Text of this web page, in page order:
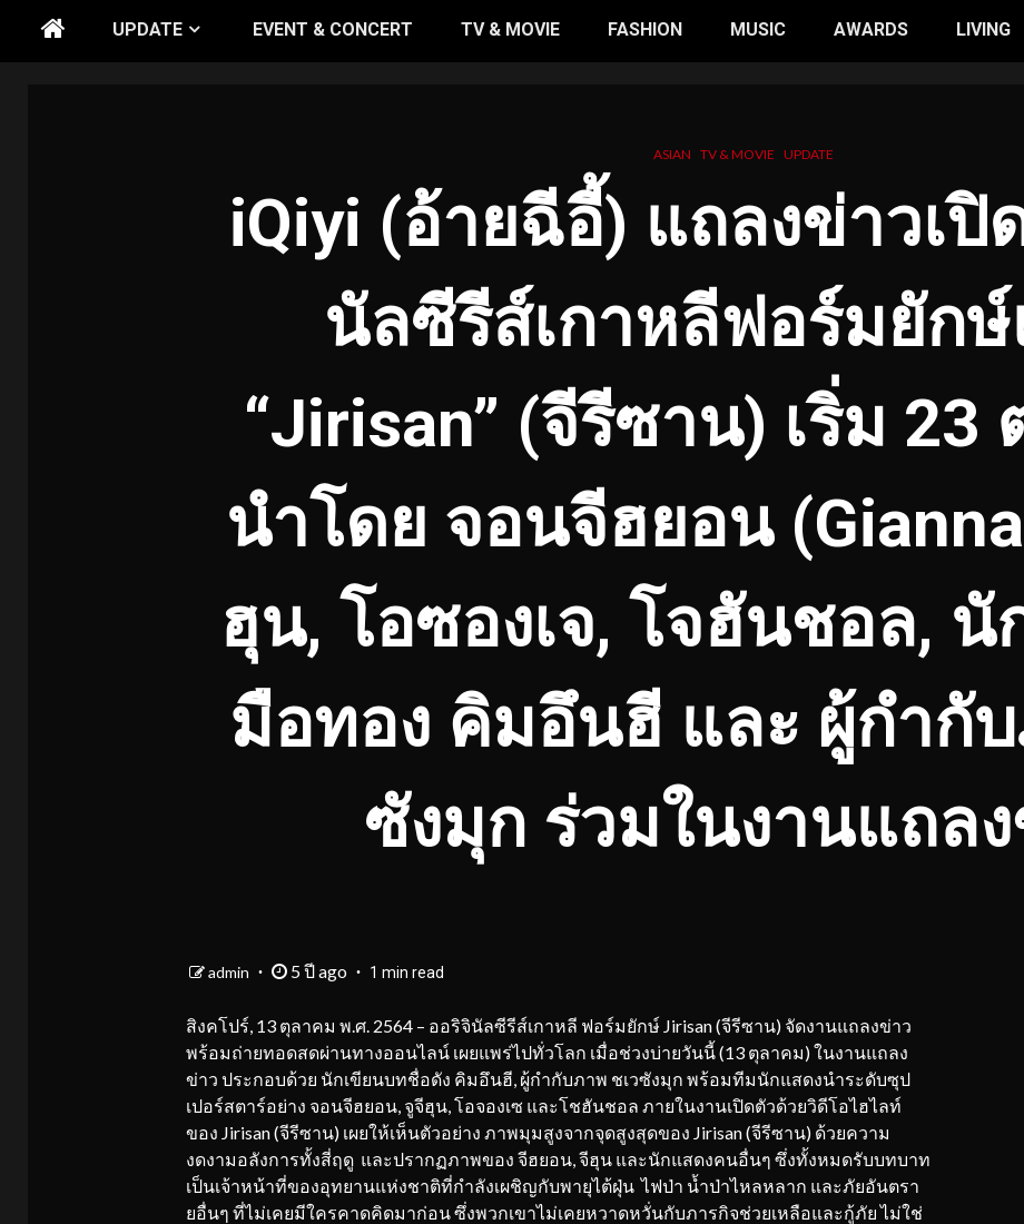
UPDATE EVENT & CONCERT TV & MOVIE FASHION MUSIC AWARDS LIVING
ASIAN TV & MOVIE UPDATE
iQiyi (อ้ายฉีอี้) แถลงข่าวเปิ
นัลซีรีส์เกาหลีฟอร์มยักษ์
“Jirisan” (จีรีซาน) เริ่ม
นำโดย จอนจีฮยอน
ฮุน, โอซองเจ, โจฮันชอล,
มือทอง คิมอึนฮี และ ผู้กำกั
ซังมุก ร่วมในงานแถล
admin 5 ปี ago 1 min read
สิงคโปร์, 13 ตุลาคม พ.ศ. 2564 – ออริจินัลซีรีส์เกาหลี ฟอร์มยักษ์ Jirisan (จีรีซาน) จัดงานแถลงข่าว
พร้อมถ่ายทอดสดผ่านทางออนไลน์ เผยแพร่ไปทั่วโลก เมื่อช่วงบ่ายวันนี้ (13 ตุลาคม) ในงานแถลง
ข่าว ประกอบด้วย นักเขียนบทชื่อดัง คิมอึนฮี, ผู้กำกับภาพ ชเวซังมุก พร้อมทีมนักแสดงนำระดับซุป
เปอร์สตาร์อย่าง จอนจีฮยอน, จูจีฮุน, โอจองเซ และโชฮันชอล ภายในงานเปิดตัวด้วยวิดีโอไฮไลท์
ของ Jirisan (จีรีซาน) เผยให้เห็นตัวอย่าง ภาพมุมสูงจากจุดสูงสุดของ Jirisan (จีรีซาน) ด้วยความ
งดงามอลังการทั้งสี่ฤดู และปรากฏภาพของ จีฮยอน, จีฮุน และนักแสดงคนอื่นๆ ซึ่งทั้งหมดรับบทบาท
เป็นเจ้าหน้าที่ของอุทยานแห่งชาติที่กำลังเผชิญกับพายุไต้ฝุ่น ไฟป่า น้ำป่าไหลหลาก และภัยอันตรา
ยอื่นๆ ที่ไม่เคยมีใครคาดคิดมาก่อน ซึ่งพวกเขาไม่เคยหวาดหวั่นกับภารกิจช่วยเหลือและกู้ภัย ไม่ใช่